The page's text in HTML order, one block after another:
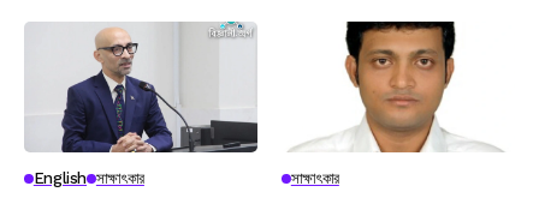
English সাক্ষাৎকার সাক্ষাৎকার